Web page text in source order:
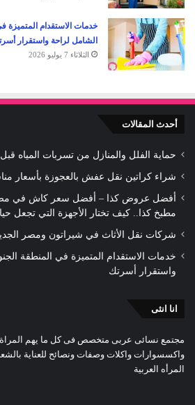
خدمات الاستقدام المتميزة
الشامل لراحة واستقرار
الثلاثاء 7 يوليو 2026
أحدث المقالات
حماية الفلل والمنازل من تسربات المياه
شراء كراتين نقل عفش بالعجوزة بأسعار مناسبة
أفضل عروض كذا – أفضل سعر كاش في
مطبخ كذا.. كيف تختار الأجهزة التي تجعل
شركات نقل الأثاث في شيراتون ومصر الجديدة
خدمات الاستقدام المتميزة في المنطقة
واستقرار أسرتك
انا انثى
مجتمع نسائى عربى متخصص فى كل ما يهم المراة
واكسسوارات واكلات وصفات ونصائح للعناية
المرأه العربية